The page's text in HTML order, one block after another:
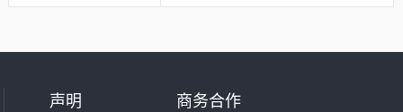
声明 商务合作